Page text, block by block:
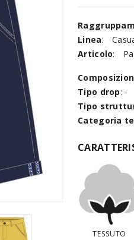
Linea:
Articolo:
Tipo drop: -
Tipo
Categoria
TESSUTO